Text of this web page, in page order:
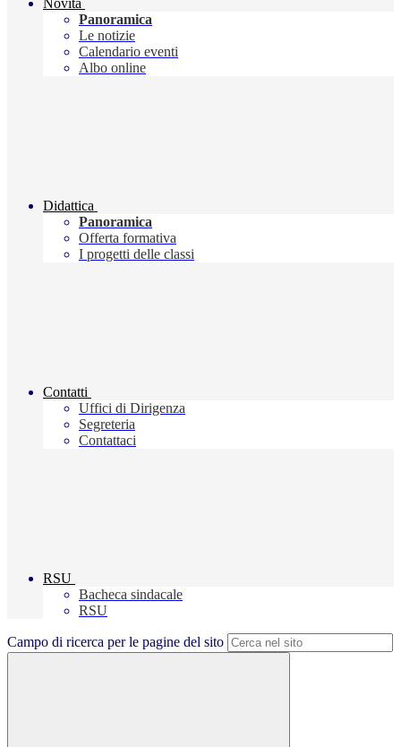
Novità
Panoramica
Le notizie
Calendario eventi
Albo online
Didattica
Panoramica
Offerta formativa
I progetti delle classi
Contatti
Uffici di Dirigenza
Segreteria
Contattaci
RSU
Bacheca sindacale
RSU
Campo di ricerca per le pagine del sito